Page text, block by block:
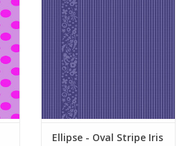
Ellipse - Oval Stripe Iris